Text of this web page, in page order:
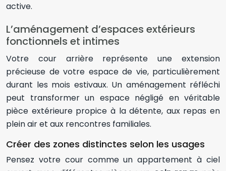
active.
L’aménagement d’espaces extérieurs
fonctionnels et intimes
Votre cour arrière représente une extension
précieuse de votre espace de vie, particulièrement
durant les mois estivaux. Un aménagement réfléchi
peut transformer un espace négligé en véritable
pièce extérieure propice à la détente, aux repas en
plein air et aux rencontres familiales.
Créer des zones distinctes selon les usages
Pensez votre cour comme un appartement à ciel